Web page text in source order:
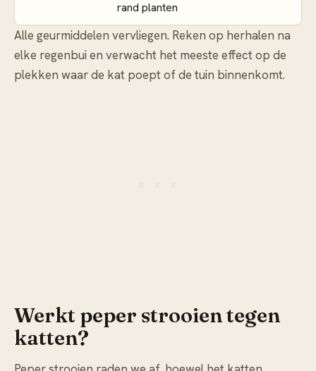
rand planten
Alle geurmiddelen vervliegen. Reken op herhalen na
elke regenbui en verwacht het meeste effect op de
plekken waar de kat poept of de tuin binnenkomt.
Werkt peper strooien tegen
katten?